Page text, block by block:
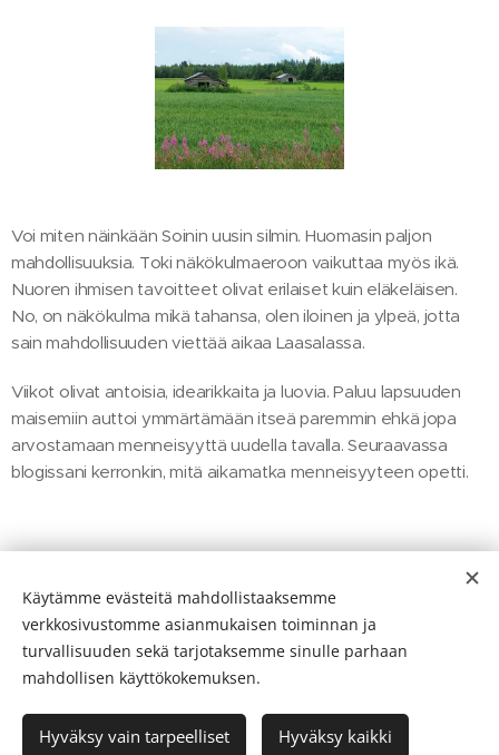
Voi miten näinkään Soinin uusin silmin. Huomasin paljon
mahdollisuuksia. Toki näkökulmaeroon vaikuttaa myös ikä.
Nuoren ihmisen tavoitteet olivat erilaiset kuin eläkeläisen.
No, on näkökulma mikä tahansa, olen iloinen ja ylpeä, jotta
sain mahdollisuuden viettää aikaa Laasalassa.
Viikot olivat antoisia, idearikkaita ja luovia. Paluu lapsuuden
maisemiin auttoi ymmärtämään itseä paremmin ehkä jopa
arvostamaan menneisyyttä uudella tavalla. Seuraavassa
blogissani kerronkin, mitä aikamatka menneisyyteen opetti.
Ikääntymisen Ihmeet 2026
LuotuWebnodella Evästeet
Käytämme evästeitä mahdollistaaksemme
verkkosivustomme asianmukaisen toiminnan ja
turvallisuuden sekä tarjotaksemme sinulle parhaan
mahdollisen käyttökokemuksen.
Hyväksy vain tarpeelliset Hyväksy kaikki